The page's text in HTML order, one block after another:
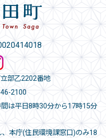
部乙2202番地
2100
は平日8時30分から17時15分
本庁(住民環境課窓口)のみ18